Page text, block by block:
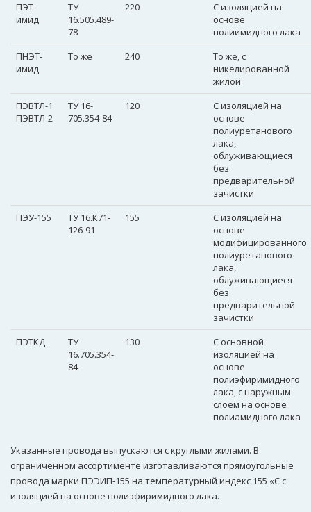
ПЭТ-
имид
ТУ
16.505.489-
78
220
С изоляцией на
основе
полиимидного лака
ПНЭТ-
имид
То же 240
То же, с
никелированной
жилой
ПЭВТЛ-1
ПЭВТЛ-2
ТУ 16-
705.354-84
120
С изоляцией на
основе
полиуретанового
лака,
облуживающиеся
без
предварительной
зачистки
ПЭУ-155
ТУ 16.К71-
126-91
155
С изоляцией на
основе
модифицированного
полиуретанового
лака,
облуживающиеся
без
предварительной
зачистки
ПЭТКД
ТУ
16.705.354-
84
130
С основной
изоляцией на
основе
полиэфиримидного
лака, с наружным
слоем на основе
полиамидного лака
Указанные провода выпускаются с круглыми жилами. В
ограниченном ассортименте изготавливаются прямоугольные
провода марки ПЭЭИП-155 на температурный индекс 155 «С с
изоляцией на основе полиэфиримидного лака.